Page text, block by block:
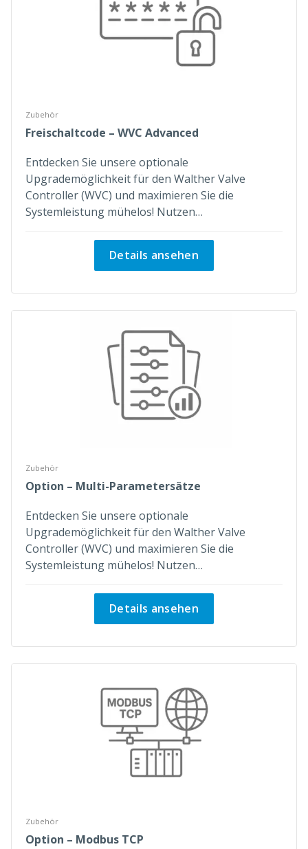
Zubehör
Freischaltcode – WVC Advanced
Entdecken Sie unsere optionale
Upgrademöglichkeit für den Walther Valve
Controller (WVC) und maximieren Sie die
Systemleistung mühelos! Nutzen…
Details ansehen
Zubehör
Option – Multi-Parametersätze
Entdecken Sie unsere optionale
Upgrademöglichkeit für den Walther Valve
Controller (WVC) und maximieren Sie die
Systemleistung mühelos! Nutzen…
Details ansehen
Zubehör
Option – Modbus TCP